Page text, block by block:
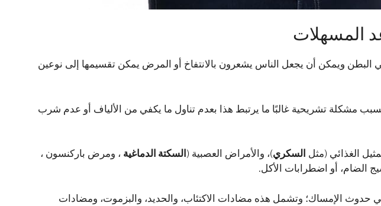
المسهلات
ويمكن أن يجعل الناس يشعرون بالانتفاخ أو المرض يمكن تقسيمها إلى نوعين
مشكلة تشريحية غالبًا ما يرتبط هذا بعدم تناول ما يكفي من الألياف أو عدم شرب
الغذائي (مثل السكري)، والأمراض العصبية (السكتة الدماغية ، ومرض باركنسون ،
الضام، أو اضطرابات الأكل.
حدوث الإمساك؛ وتشمل هذه مضادات الاكتئاب، والحديد، والبزموت، ومضادات